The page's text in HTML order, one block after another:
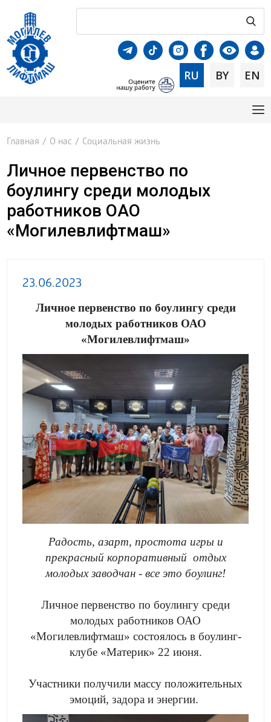
RU BY EN
Главная / О нас / Социальная жизнь
Личное первенство по
боулингу среди молодых
работников ОАО
«Могилевлифтмаш»
23.06.2023
Личное первенство по боулингу среди
молодых работников ОАО
«Могилевлифтмаш»
Радость, азарт, простота игры и
прекрасный корпоративный отдых
молодых заводчан - все это боулинг!
Личное первенство по боулингу среди
молодых работников ОАО
«Могилевлифтмаш» состоялось в боулинг-
клубе «Материк» 22 июня.
Участники получили массу положительных
эмоций, задора и энергии.